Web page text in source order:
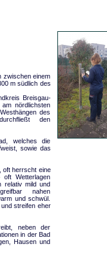
zwischen einem
m südlich des
Breisgau-
nördlichsten
des
den
welches die
sowie das
oft herrscht eine
oft Wetterlagen
relativ mild und
nahen
und schwül.
streifen eher
neben der
in der Bad
Hausen und